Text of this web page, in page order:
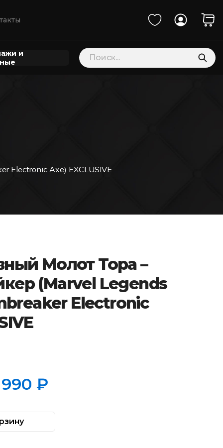
и
Поиск
товаров
Electronic Axe) EXCLUSIVE
Молот Тора –
(Marvel Legends
Electronic
₽